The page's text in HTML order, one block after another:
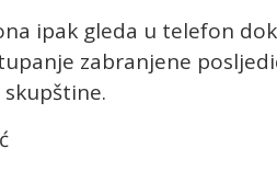
ipak gleda u telefon
zabranjene